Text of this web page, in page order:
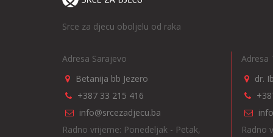
Srce za djecu oboljelu od raka
Adresa Sarajevo
Betanija bb Jezero
+387 33 215 416
info@srcezadjecu.ba
Radno vrijeme: Ponedeljak - Petak,
Adresa
dr.
Radno